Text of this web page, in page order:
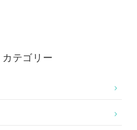
カテゴリー